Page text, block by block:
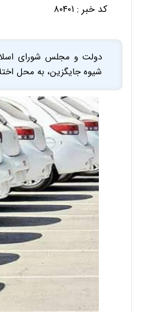
کد خبر : ۸۰۴۰۱
دولت و مجلس شورای
شیوه جایگزین، به محل